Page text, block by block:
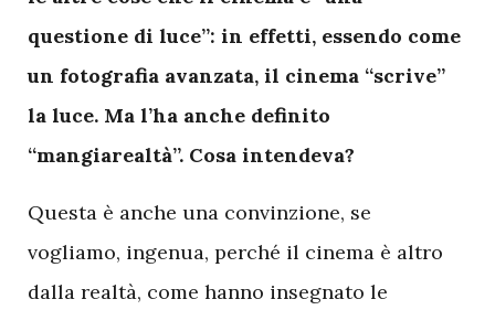
questione di luce”: in effetti, essendo come
un fotografia avanzata, il cinema “scrive”
la luce. Ma l’ha anche definito
“mangiarealtà”. Cosa intendeva?
Questa è anche una convinzione, se
vogliamo, ingenua, perché il cinema è altro
dalla realtà, come hanno insegnato le